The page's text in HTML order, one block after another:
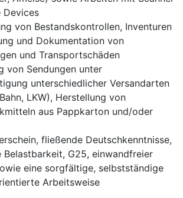
Devices
von Bestandskontrollen, Inventuren
und Dokumentation von
und Transportschäden
von Sendungen unter
unterschiedlicher Versandarten
LKW), Herstellung von
aus Pappkarton und/oder
fließende Deutschkenntnisse,
Belastbarkeit, G25, einwandfreier
eine sorgfältige, selbstständige
Arbeitsweise